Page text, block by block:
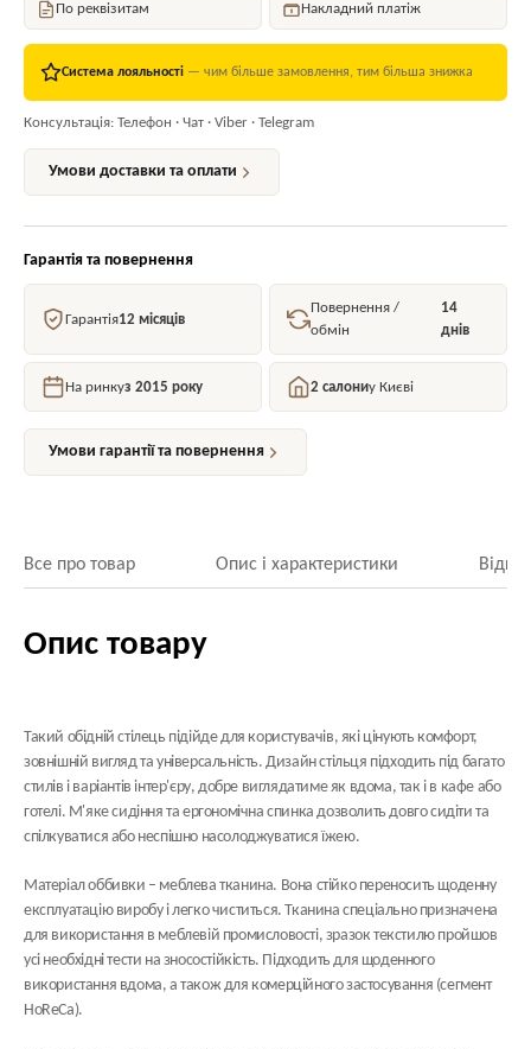
По реквізитам Накладний платіж
Система лояльності — чим більше замовлення, тим більша знижка
Консультація: Телефон · Чат · Viber · Telegram
Умови доставки та оплати
Гарантія та повернення
Гарантія12 місяців
Повернення /
обмін
14
днів
На ринкуз 2015 року 2 салониу Києві
Умови гарантії та повернення
Все про товар Опис і характеристики
Опис товару
Такий обідній стілець підійде для користувачів, які цінують комфорт,
зовнішній вигляд та універсальність. Дизайн стільця підходить під багато
стилів і варіантів інтер'єру, добре виглядатиме як вдома, так і в кафе або
готелі. М'яке сидіння та ергономічна спинка дозволить довго сидіти та
спілкуватися або неспішно насолоджуватися їжею.
Матеріал оббивки – меблева тканина. Вона стійко переносить щоденну
експлуатацію виробу і легко чиститься. Тканина спеціально призначена
для використання в меблевій промисловості, зразок текстилю пройшов
усі необхідні тести на зносостійкість. Підходить для щоденного
використання вдома, а також для комерційного застосування (сегмент
HoReCa).